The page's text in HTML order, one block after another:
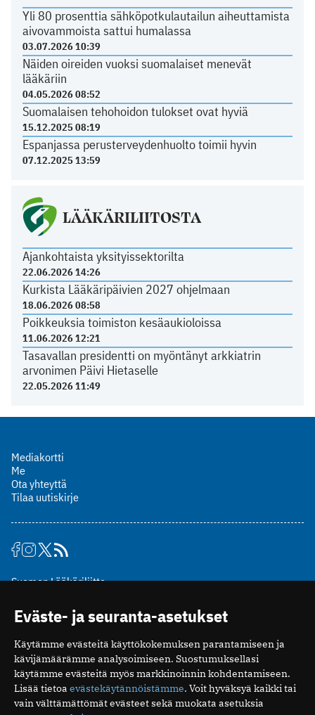
Yli 80 prosenttia sähköpotkulautailun aiheuttamista
aivovammoista sattui humalassa
03.07.2026 10:39
Näiden oireiden vuoksi suomalaiset menevät
lääkäriin
04.05.2026 08:52
Suomalaisen tehohoidon tulokset ovat hyviä
15.12.2025 08:19
Espanjassa perusterveydenhuolto toimii hyvin
07.12.2025 13:59
LÄÄKÄRILIITOSTA
Ajankohtaista yksityissektorilta
22.06.2026 14:26
Kurkista Lääkäripäivien 2027 ohjelmaan
18.06.2026 08:58
Poikkeuksia toimiston kesäaukioloissa
11.06.2026 12:21
Tasavallan presidentti on myöntänyt arkkiatrin
arvonimen Päivi Hietaselle
22.05.2026 11:49
Mediakortti
Me
Ota yhteyttä
Tilaa uutiskirje
Suomen Lääkäriliitto
00510 Helsinki
puh. (09) 393 091
toimitus@potilaanlaakarilehti.fi
ISSN 2323-9476
Eväste- ja seuranta-asetukset
Käytämme evästeitä käyttökokemuksen parantamiseen ja
kävijämäärämme analysoimiseen. Suostumuksellasi
käytämme evästeitä myös markkinoinnin kohdentamiseen.
Lisää tietoa evästekäytännöistämme. Voit hyväksyä kaikki tai
vain välttämättömät evästeet sekä muokata asetuksia